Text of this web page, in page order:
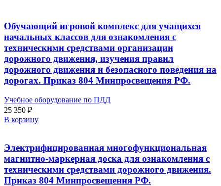
Обучающий игровой комплекс для учащихся
начальных классов для ознакомления с
техническими средствами организации
дорожного движения, изучения правил
дорожного движения и безопасного поведения на
дорогах. Приказ 804 Минпросвещения РФ.
Учебное оборудование по ПДД
25 350 ₽
В корзину
Электрифицированная многофункциональная
магнитно-маркерная доска для ознакомления с
техническими средствами дорожного движения.
Приказ 804 Минпросвещения РФ.